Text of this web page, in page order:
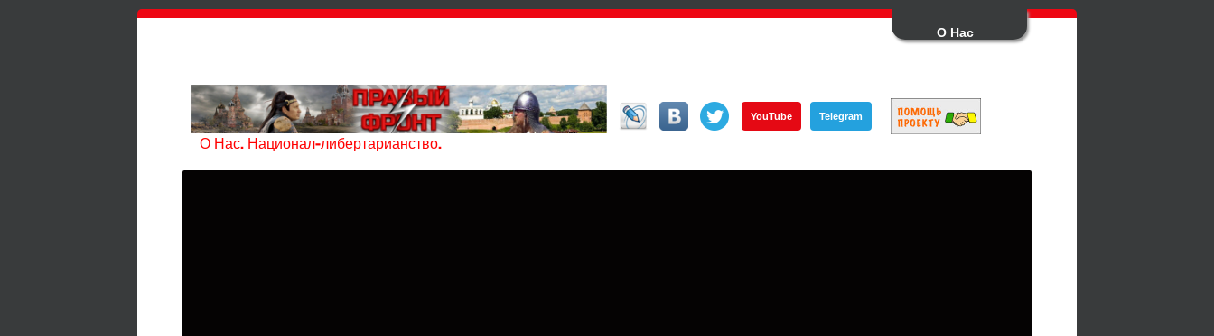
О Нас
О Нас. Национал-либертарианство.
YouTube Telegram